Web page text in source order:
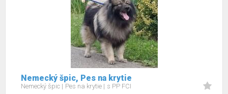
Nemecký špic, Pes na krytie
Nemecký špic Pes na krytie s PP FCI